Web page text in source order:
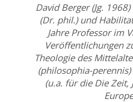
David Berger (Jg.
(Dr. phil.) und
Jahre Professor im
Veröffentlichungen
Theologie des
(philosophia-
(u.a. für die Die Zeit,